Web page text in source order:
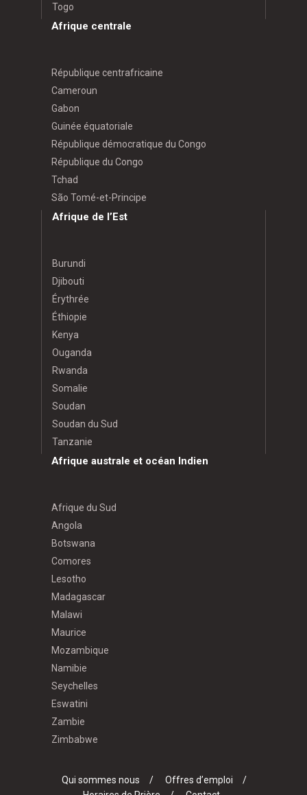
Togo
Afrique centrale
République centrafricaine
Cameroun
Gabon
Guinée équatoriale
République démocratique du Congo
République du Congo
Tchad
São Tomé-et-Principe
Afrique de l’Est
Burundi
Djibouti
Érythrée
Éthiopie
Kenya
Ouganda
Rwanda
Somalie
Soudan
Soudan du Sud
Tanzanie
Afrique australe et océan Indien
Afrique du Sud
Angola
Botswana
Comores
Lesotho
Madagascar
Malawi
Maurice
Mozambique
Namibie
Seychelles
Eswatini
Zambie
Zimbabwe
Qui sommes nous
Offres d’emploi